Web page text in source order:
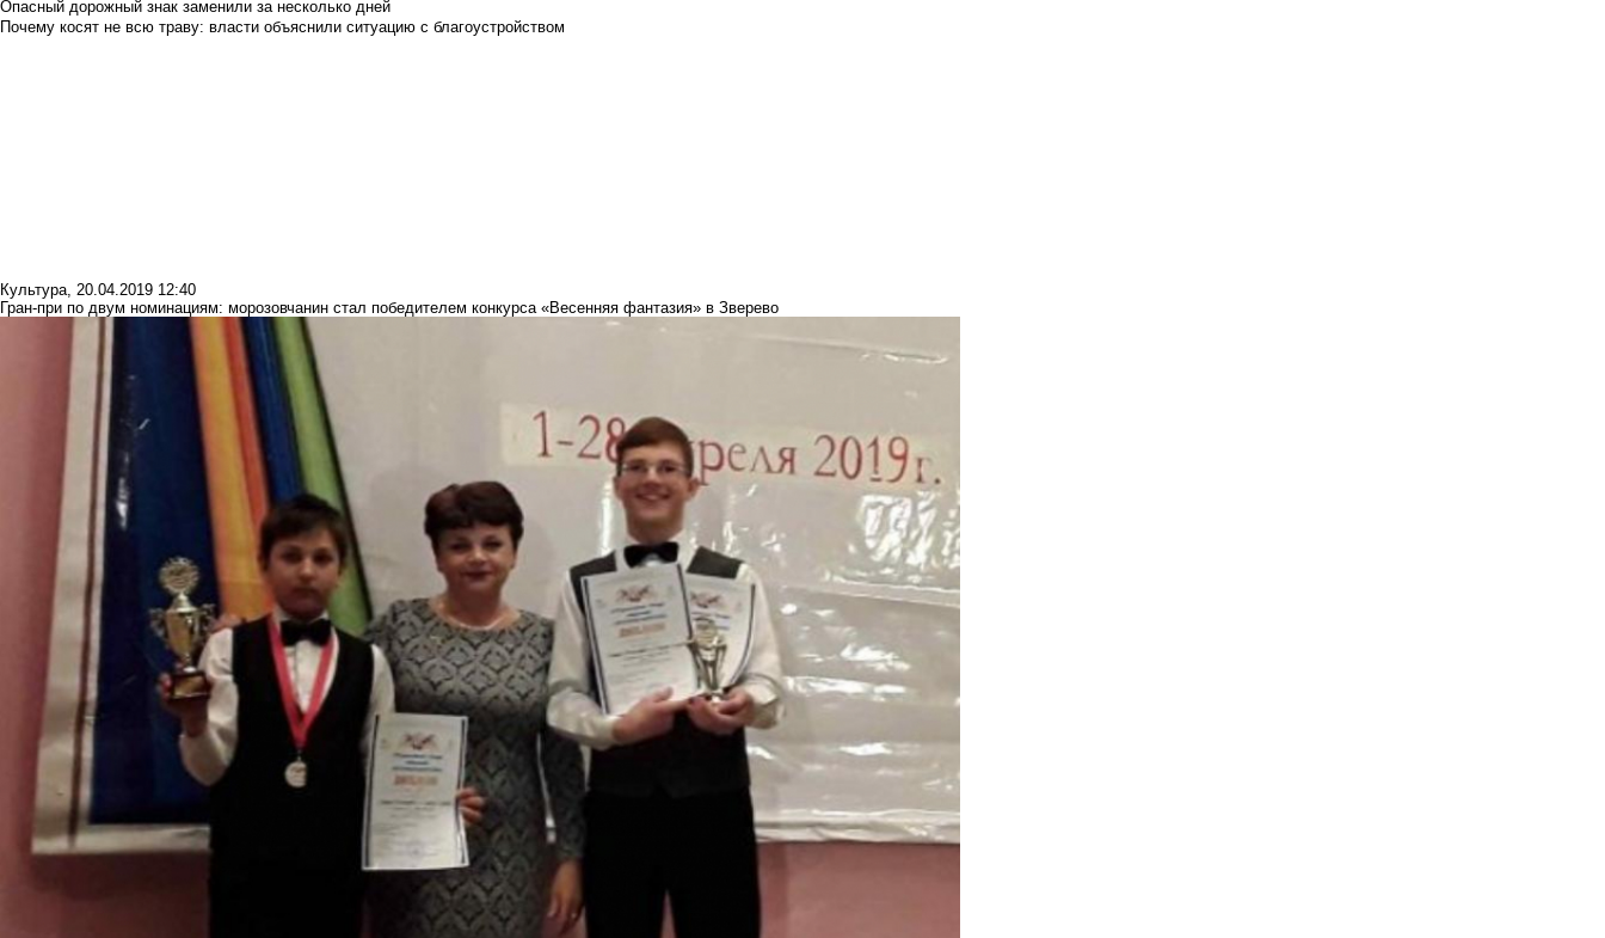
Опасный дорожный знак заменили за несколько дней
Почему косят не всю траву: власти объяснили ситуацию с благоустройством
Культура, 20.04.2019 12:40
Гран-при по двум номинациям: морозовчанин стал победителем конкурса «Весенняя фантазия» в Зверево